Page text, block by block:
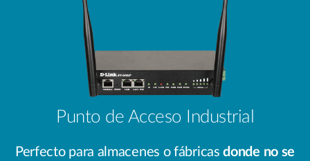
Punto de Acceso Industrial
Perfecto para almacenes o fábricasdonde no se